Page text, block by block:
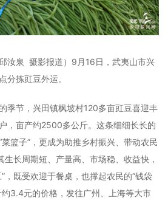
汝泉 摄影报道）9月16日，武夷山市兴
分拣豇豆外运。
季节，兴田镇枫坡村120多亩豇豆喜迎丰
，亩产约2500多公斤。这条细细长长的
篮子”，更成为助推乡村振兴、带动农民
生长周期短、产量高、市场稳、收益快，
，既受欢迎于餐桌，也撑起农民的“钱袋
3.4元的价格，发往广州、上海等大市